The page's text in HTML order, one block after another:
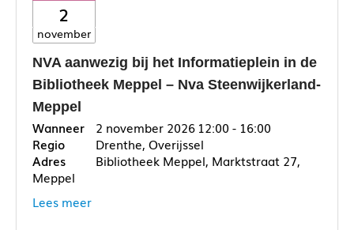
2
november
NVA aanwezig bij het Informatieplein in de
Bibliotheek Meppel – Nva Steenwijkerland-
Meppel
2 november 2026 12:00 - 16:00
Drenthe, Overijssel
Bibliotheek Meppel, Marktstraat 27,
Meppel
Lees meer